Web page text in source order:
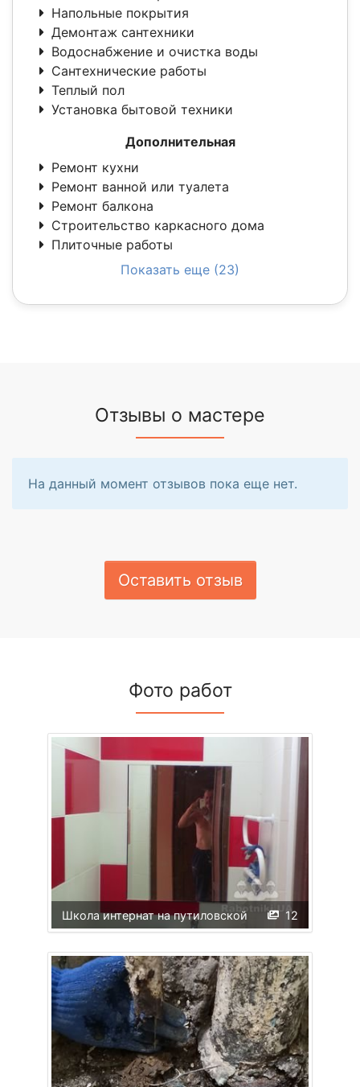
Напольные покрытия
Демонтаж сантехники
Водоснабжение и очистка воды
Сантехнические работы
Теплый пол
Установка бытовой техники
Дополнительная
Ремонт кухни
Ремонт ванной или туалета
Ремонт балкона
Строительство каркасного дома
Плиточные работы
Показать еще (23)
Отзывы о мастере
На данный момент отзывов пока еще нет.
Оставить отзыв
Фото работ
12
Школа интернат на путиловской